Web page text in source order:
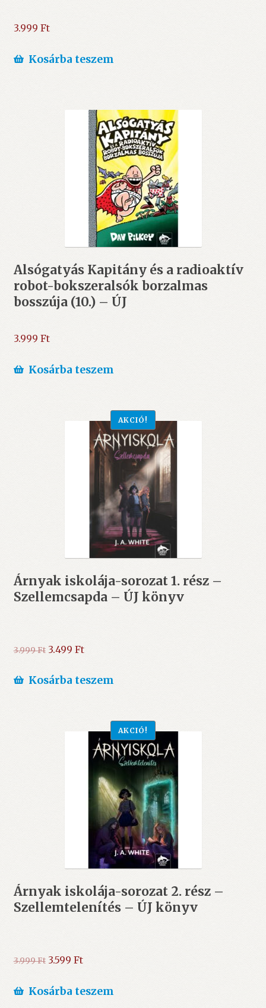
3.999 Ft
Kosárba teszem
Alsógatyás Kapitány és a radioaktív
robot-bokszeralsók borzalmas
bosszúja (10.) – ÚJ
3.999 Ft
Kosárba teszem
Árnyak iskolája-sorozat 1. rész –
Szellemcsapda – ÚJ könyv
AKCIÓ!
3.999Ft Original
was:
3.499 FtCurrent
is:
Kosárba teszem
Árnyak iskolája-sorozat 2. rész –
Szellemtelenítés – ÚJ könyv
AKCIÓ!
3.999Ft Original
was:
3.599 FtCurrent
is:
Kosárba teszem